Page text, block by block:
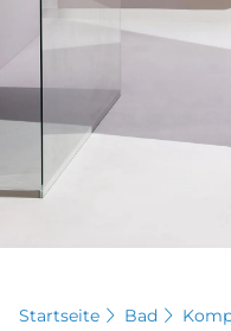
Startseite Bad